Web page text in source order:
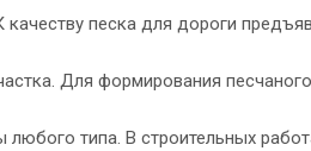
песка для дороги
Для формирования
любого типа. В строительных